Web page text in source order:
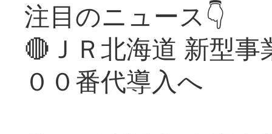
注目のニュース👇
🔴ＪＲ北海道 新型
００番代導入へ